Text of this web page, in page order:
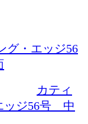
グ・エッジ56
カティ
ッジ56号 中